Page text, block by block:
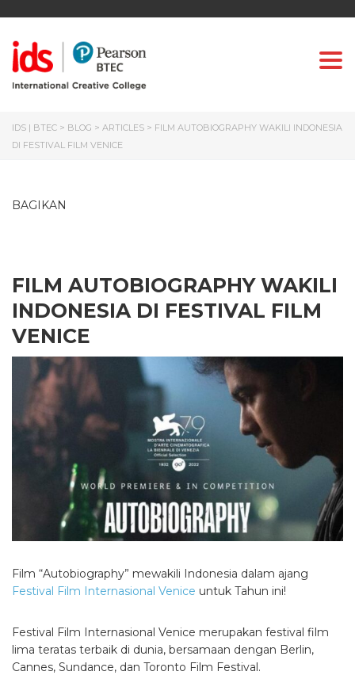
IDS | BTEC > BLOG > ARTICLES > FILM AUTOBIOGRAPHY WAKILI INDONESIA
DI FESTIVAL FILM VENICE
BAGIKAN
FILM AUTOBIOGRAPHY WAKILI
INDONESIA DI FESTIVAL FILM
VENICE
Film “Autobiography” mewakili Indonesia dalam ajang
Festival Film Internasional Venice untuk Tahun ini!
Festival Film Internasional Venice merupakan festival film
lima teratas terbaik di dunia, bersamaan dengan Berlin,
Cannes, Sundance, dan Toronto Film Festival.